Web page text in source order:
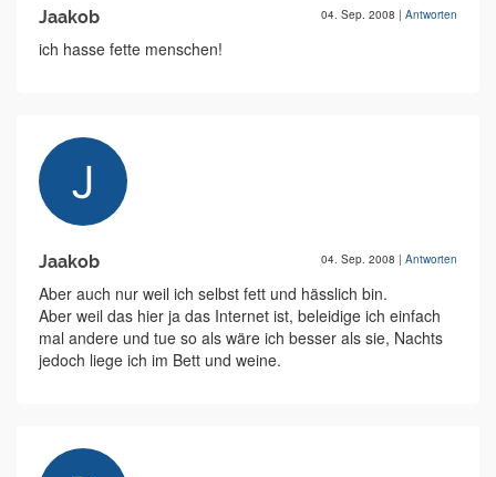
Jaakob 04. Sep. 2008 | Antworten
ich hasse fette menschen!
Jaakob 04. Sep. 2008 | Antworten
Aber auch nur weil ich selbst fett und hässlich bin.
Aber weil das hier ja das Internet ist, beleidige ich einfach
mal andere und tue so als wäre ich besser als sie, Nachts
jedoch liege ich im Bett und weine.